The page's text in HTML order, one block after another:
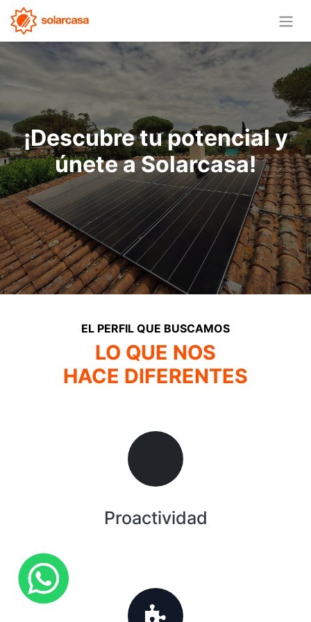
¡Descubre tu potencial y
únete a Solarcasa!
EL PERFIL QUE BUSCAMOS
LO QUE NOS
HACE DIFERENTES
Proactividad